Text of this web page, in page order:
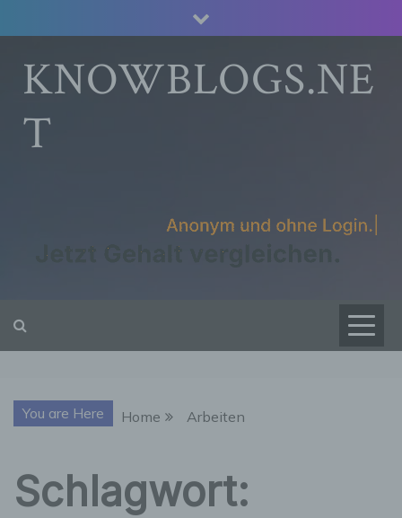
to
contentKNOWBLOGS.NE
T
You are Here Home Arbeiten
Schlagwort: